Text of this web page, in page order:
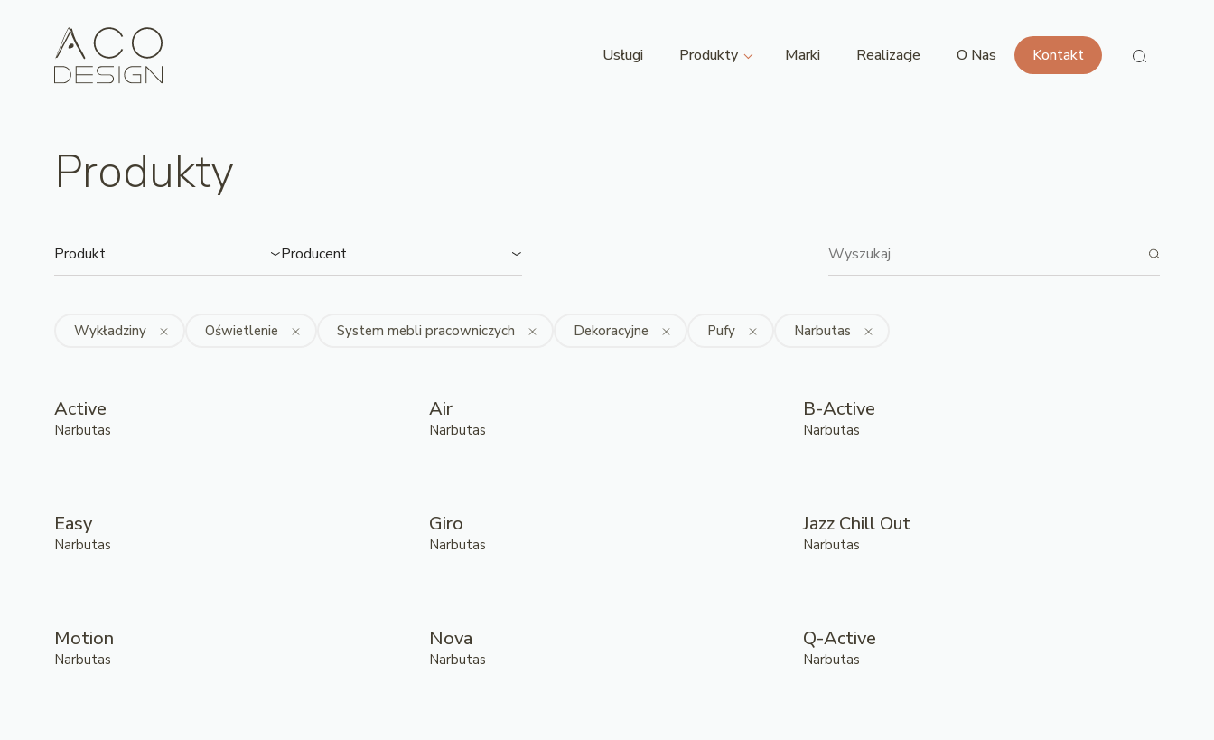
Usługi Produkty Marki Realizacje O Nas Kontakt
Produkty
Produkt Producent
Wykładziny Oświetlenie System mebli pracowniczych Dekoracyjne Pufy Narbutas
Active
Narbutas
Air
Narbutas
B-Active
Narbutas
Easy
Narbutas
Giro
Narbutas
Jazz Chill Out
Narbutas
Motion
Narbutas
Nova
Narbutas
Q-Active
Narbutas